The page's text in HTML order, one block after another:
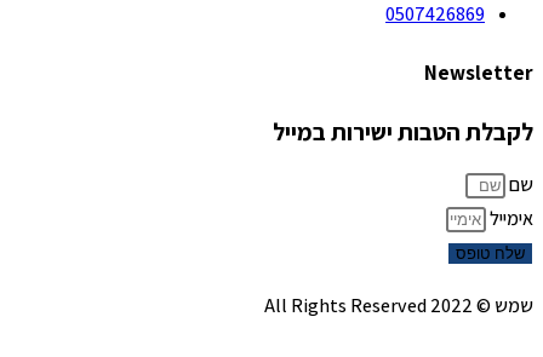
0507426869
Newsletter
לקבלת הטבות ישירות במייל
שם
אימייל
שלח טופס
שמש © 2022 All Rights Reserved